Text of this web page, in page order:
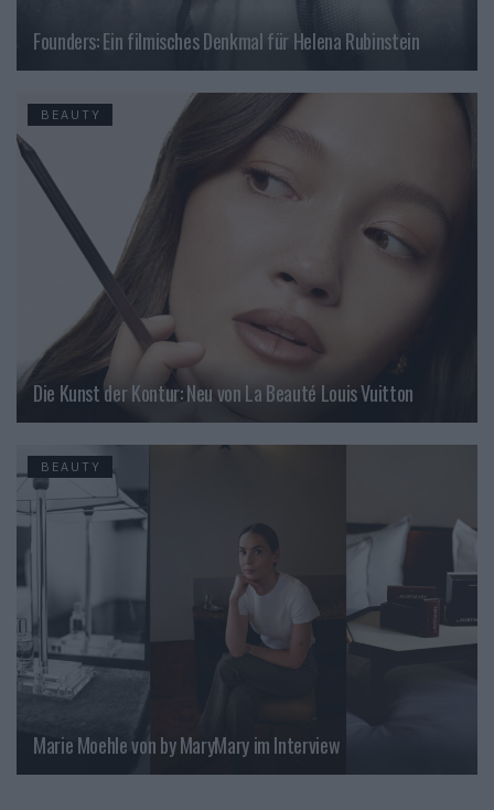
Founders: Ein filmisches Denkmal für Helena Rubinstein
BEAUTY
Die Kunst der Kontur: Neu von La Beauté Louis Vuitton
BEAUTY
Marie Moehle von by MaryMary im Interview